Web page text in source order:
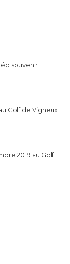
souvenir !
Golf de Vigneux
2019 au Golf